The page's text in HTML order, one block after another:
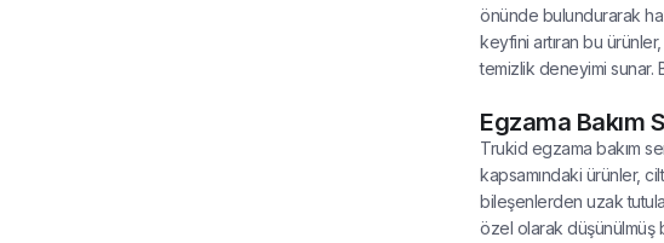
önünde bulundurarak
keyfini artıran bu
temizlik deneyimi sunar.
Egzama Bakım
Trukid egzama bakım
kapsamındaki ürünler,
bileşenlerden uzak
özel olarak düşünülmüş